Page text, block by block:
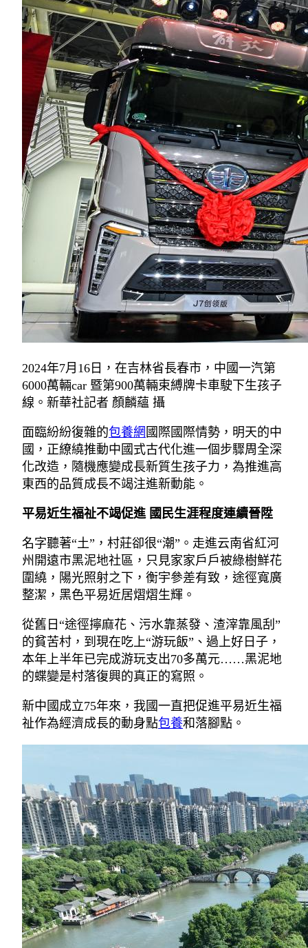
2024年7月16日，在吉林省長春市，中國一汽第
6000萬輛car 暨第900萬輛束縛牌卡車駛下生孩子
線。新華社記者 顏麟蘊 攝
面臨紛紛復雜的包養網 國際國際情勢，明天的中
國，正繚繞推動中國式古代化進一個步驟周全深
化改造，隨機應變成長新質生孩子力，為推進高
東西的品質成長不竭注進新動能。
平易近生福祉不竭促進 國民生涯程度連續晉陞
名字聽著“土”，村莊卻很“潮”。走進云南省紅河
州開遠市黑泥地社區，只見家家戶戶被綠樹鮮花
圍繞，陽光照射之下，衡宇參差有致，途徑寬廣
整潔，黑色平易近居熠熠生輝。
從舊日“途徑擰麻花、污水靠蒸發、渣滓靠風刮”
的貧苦村，到現在吃上“游玩飯”、過上好日子，
本年上半年已完成游玩支出70多萬元……黑泥地
的蝶變是村落復興的真正的寫照。
新中國成立75年來，我國一直把促進平易近生福
祉作為經濟成長的動身點包養和落腳點。